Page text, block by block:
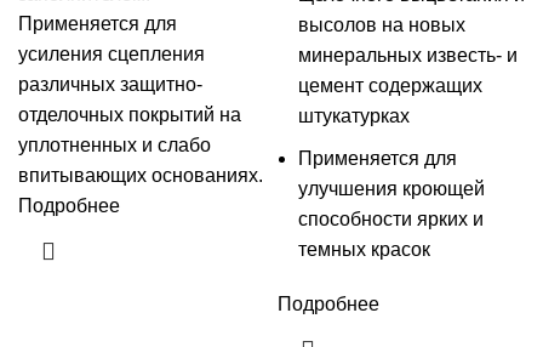
Применяется для
усиления сцепления
различных защитно-
отделочных покрытий на
уплотненных и слабо
впитывающих основаниях.
Подробнее
высолов на новых
минеральных известь- и
цемент содержащих
штукатурках
Применяется для
улучшения кроющей
способности ярких и
темных красок
Подробнее